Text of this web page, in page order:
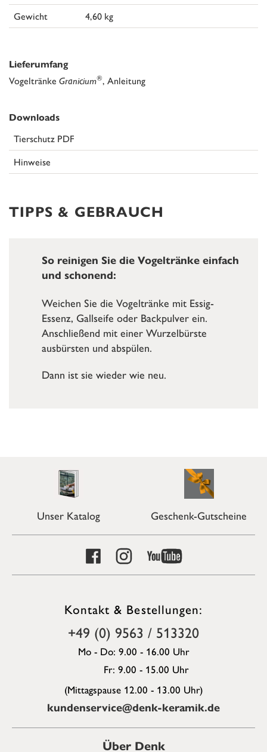
Gewicht
4,60 kg
Lieferumfang
Vogeltränke Granicium®, Anleitung
Downloads
Tierschutz PDF
Hinweise
TIPPS & GEBRAUCH
So reinigen Sie die Vogeltränke einfach
und schonend:
Weichen Sie die Vogeltränke mit Essig-
Essenz, Gallseife oder Backpulver ein.
Anschließend mit einer Wurzelbürste
ausbürsten und abspülen.
Dann ist sie wieder wie neu.
Unser Katalog Geschenk-Gutscheine
Kontakt & Bestellungen:
+49 (0) 9563 / 513320
Mo - Do: 9.00 - 16.00 Uhr
Fr: 9.00 - 15.00 Uhr
(Mittagspause 12.00 - 13.00 Uhr)
kundenservice@denk-keramik.de
Über Denk